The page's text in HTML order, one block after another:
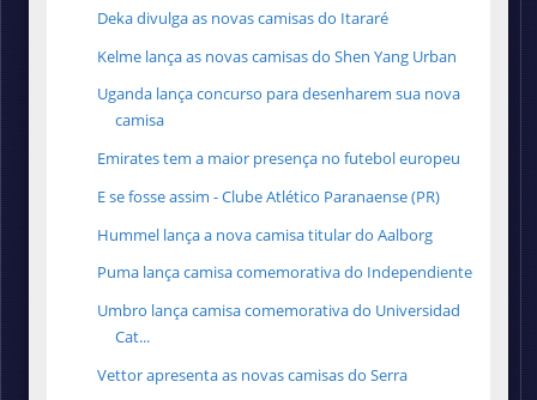
Deka divulga as novas camisas do Itararé
Kelme lança as novas camisas do Shen Yang Urban
Uganda lança concurso para desenharem sua nova
camisa
Emirates tem a maior presença no futebol europeu
E se fosse assim - Clube Atlético Paranaense (PR)
Hummel lança a nova camisa titular do Aalborg
Puma lança camisa comemorativa do Independiente
Umbro lança camisa comemorativa do Universidad
Cat...
Vettor apresenta as novas camisas do Serra